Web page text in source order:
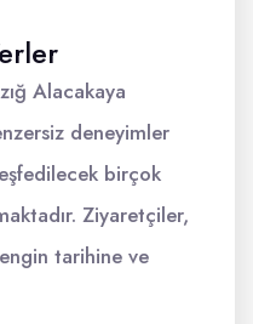
Alacakaya
deneyimler
birçok
Ziyaretçiler,
tarihine ve